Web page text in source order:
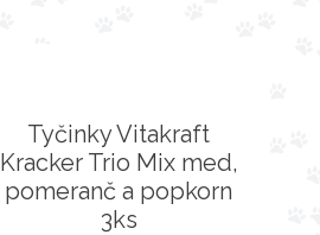
Tyčinky Vitakraft
Kracker Trio Mix med,
pomeranč a popkorn
3ks